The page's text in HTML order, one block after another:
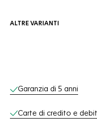
ALTRE VARIANTI
Servizi online
Garanzia di 5 anni
Carte di credito e